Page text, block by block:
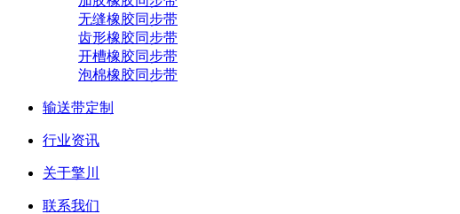
无缝橡胶同步带
齿形橡胶同步带
开槽橡胶同步带
泡棉橡胶同步带
输送带定制
行业资讯
关于擎川
联系我们